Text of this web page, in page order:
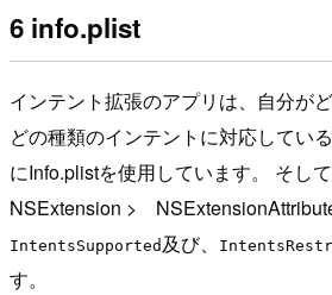
6 info.plist
インテント拡張のアプリは、自分が
どの種類のインテントに対応してい
にInfo.plistを使用しています。 そして
NSExtension >
IntentsSupported 及び、
す。